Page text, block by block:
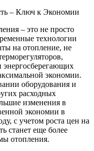
– Ключ к Экономии
– это не просто
технологии
на отопление, не
энергосберегающих
экономии.
оборудования и
расходных
изменения в
экономии в
с учетом роста цен на
станет еще более
отопления.